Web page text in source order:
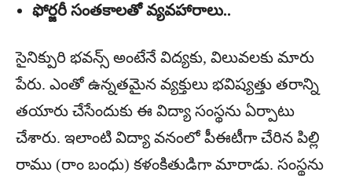
ఫోర్జరీ సంతకాలతో వ్యవహారాలు..
సైనిక్పురి భవన్స్ అంటేనే విద్యకు, విలువలకు మారు
పేరు. ఎంతో ఉన్నతమైన వ్యక్తులు భవిష్యత్తు తరాన్ని
తయారు చేసేందుకు ఈ విద్యా సంస్థను ఏర్పాటు
చేశారు. ఇలాంటి విద్యా వనంలో పీఈటీగా చేరిన పిల్లి
రాము (రాం బంధు) కళంకితుడిగా మారాడు. సంస్థను